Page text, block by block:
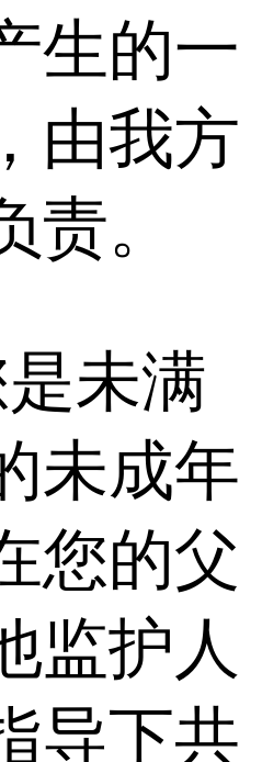
生的一
由我方
责。
未满
未成年
您的父
监护人
导下共